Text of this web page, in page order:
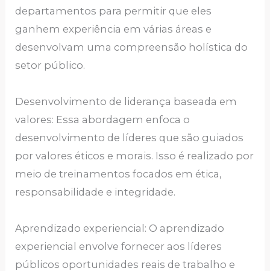
departamentos para permitir que eles
ganhem experiência em várias áreas e
desenvolvam uma compreensão holística do
setor público.
Desenvolvimento de liderança baseada em
valores: Essa abordagem enfoca o
desenvolvimento de líderes que são guiados
por valores éticos e morais. Isso é realizado por
meio de treinamentos focados em ética,
responsabilidade e integridade.
Aprendizado experiencial: O aprendizado
experiencial envolve fornecer aos líderes
públicos oportunidades reais de trabalho e